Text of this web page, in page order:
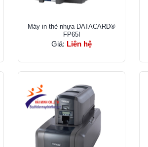
Máy in thẻ nhựa DATACARD®
FP65I
Giá: Liên hệ